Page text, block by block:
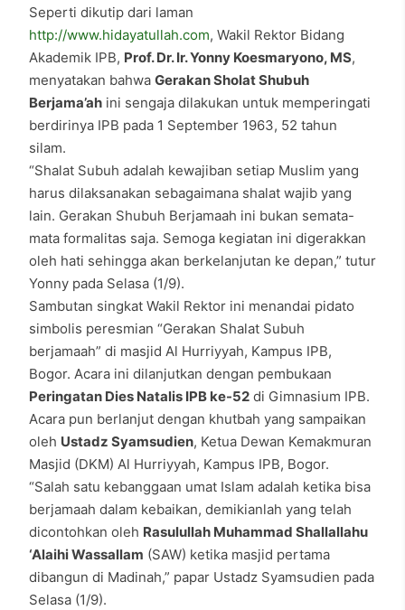
Seperti dikutip dari laman
http://www.hidayatullah.com, Wakil Rektor Bidang
Akademik IPB, Prof. Dr. Ir. Yonny Koesmaryono, MS,
menyatakan bahwa Gerakan Sholat Shubuh
Berjama’ah ini sengaja dilakukan untuk memperingati
berdirinya IPB pada 1 September 1963, 52 tahun
silam.
“Shalat Subuh adalah kewajiban setiap Muslim yang
harus dilaksanakan sebagaimana shalat wajib yang
lain. Gerakan Shubuh Berjamaah ini bukan semata-
mata formalitas saja. Semoga kegiatan ini digerakkan
oleh hati sehingga akan berkelanjutan ke depan,” tutur
Yonny pada Selasa (1/9).
Sambutan singkat Wakil Rektor ini menandai pidato
simbolis peresmian “Gerakan Shalat Subuh
berjamaah” di masjid Al Hurriyyah, Kampus IPB,
Bogor. Acara ini dilanjutkan dengan pembukaan
Peringatan Dies Natalis IPB ke-52 di Gimnasium IPB.
Acara pun berlanjut dengan khutbah yang sampaikan
oleh Ustadz Syamsudien, Ketua Dewan Kemakmuran
Masjid (DKM) Al Hurriyyah, Kampus IPB, Bogor.
“Salah satu kebanggaan umat Islam adalah ketika bisa
berjamaah dalam kebaikan, demikianlah yang telah
dicontohkan oleh Rasulullah Muhammad Shallallahu
‘Alaihi Wassallam (SAW) ketika masjid pertama
dibangun di Madinah,” papar Ustadz Syamsudien pada
Selasa (1/9).